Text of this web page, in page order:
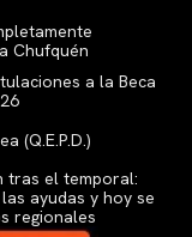
Chufquén
a la Beca
(Q.E.P.D.)
tras el temporal:
ayudas y hoy se
regionales